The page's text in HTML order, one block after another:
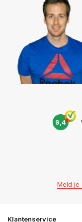
9,4
Meld je
Klantenservice